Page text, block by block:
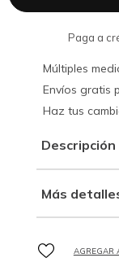
Paga a
Múltiples
Envíos gratis
Haz tus
Más